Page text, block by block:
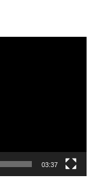
03:37